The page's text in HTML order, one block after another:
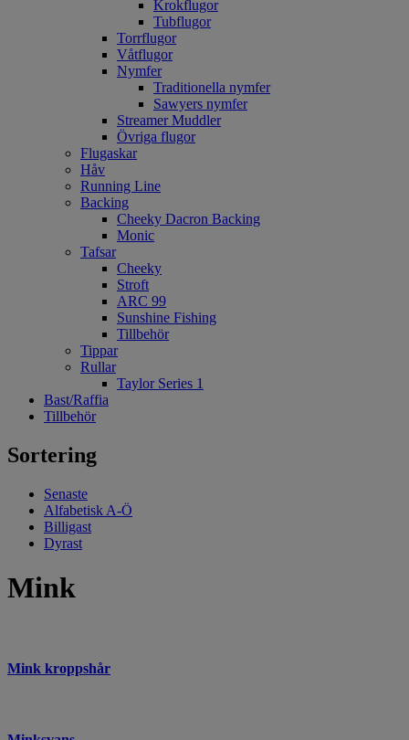
Krokflugor
Tubflugor
Torrflugor
Våtflugor
Nymfer
Traditionella nymfer
Sawyers nymfer
Streamer Muddler
Övriga flugor
Flugaskar
Håv
Running Line
Backing
Cheeky Dacron Backing
Monic
Tafsar
Cheeky
Stroft
ARC 99
Sunshine Fishing
Tillbehör
Tippar
Rullar
Taylor Series 1
Bast/Raffia
Tillbehör
Sortering
Senaste
Alfabetisk A-Ö
Billigast
Dyrast
Mink
Mink kroppshår